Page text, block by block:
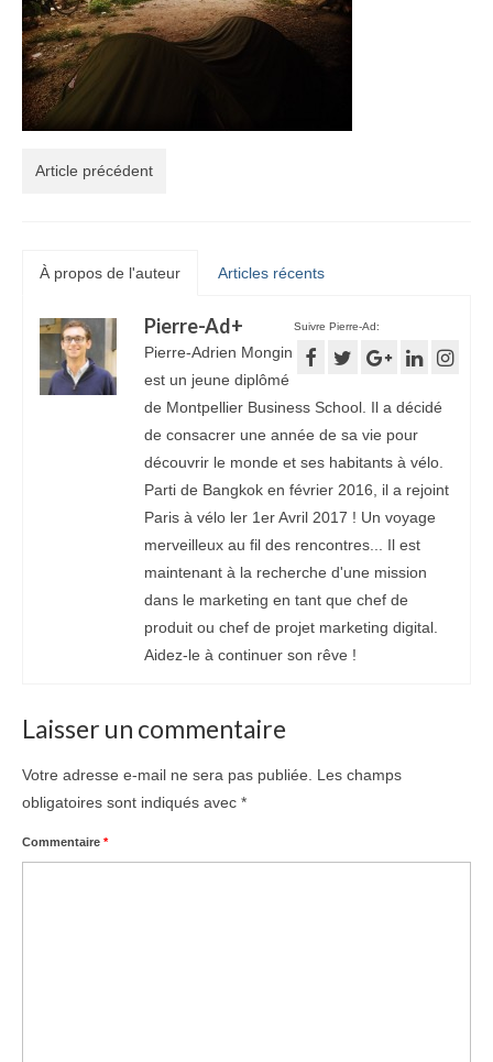
Article précédent
À propos de l'auteur Articles récents
Suivre Pierre-Ad:
Pierre-Ad+
Pierre-Adrien Mongin
est un jeune diplômé
de Montpellier Business School. Il a décidé
de consacrer une année de sa vie pour
découvrir le monde et ses habitants à vélo.
Parti de Bangkok en février 2016, il a rejoint
Paris à vélo ler 1er Avril 2017 ! Un voyage
merveilleux au fil des rencontres... Il est
maintenant à la recherche d'une mission
dans le marketing en tant que chef de
produit ou chef de projet marketing digital.
Aidez-le à continuer son rêve !
Laisser un commentaire
Votre adresse e-mail ne sera pas publiée.
Les champs
obligatoires sont indiqués avec *
Commentaire *